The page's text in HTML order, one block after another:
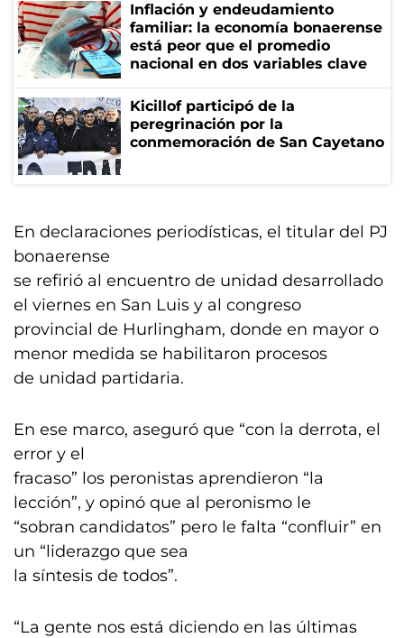
Inflación y endeudamiento
familiar: la economía bonaerense
está peor que el promedio
nacional en dos variables clave
Kicillof participó de la
peregrinación por la
conmemoración de San Cayetano
En declaraciones periodísticas, el titular del PJ
bonaerense
se refirió al encuentro de unidad desarrollado
el viernes en San Luis y al congreso
provincial de Hurlingham, donde en mayor o
menor medida se habilitaron procesos
de unidad partidaria.
En ese marco, aseguró que “con la derrota, el
error y el
fracaso” los peronistas aprendieron “la
lección”, y opinó que al peronismo le
“sobran candidatos” pero le falta “confluir” en
un “liderazgo que sea
la síntesis de todos”.
“La gente nos está diciendo en las últimas